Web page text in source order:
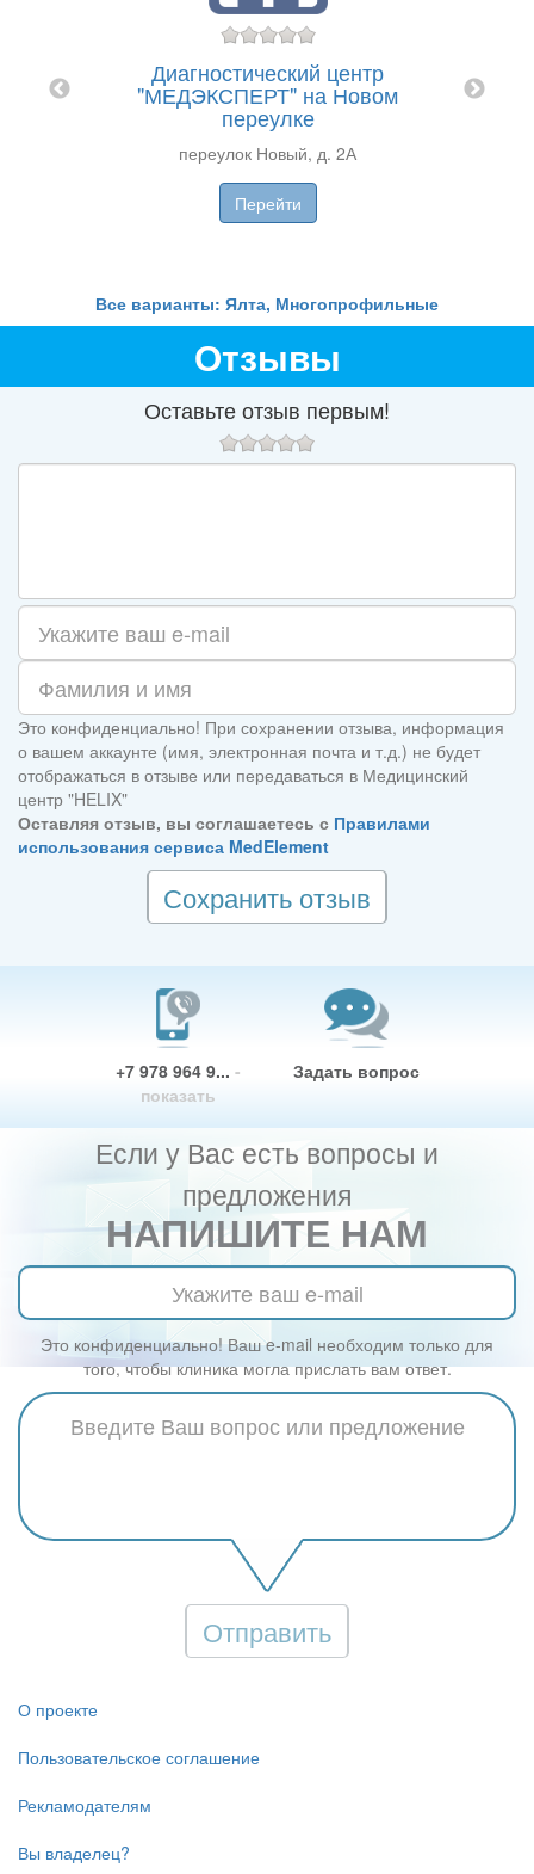
Диагностический центр
"МЕДЭКСПЕРТ" на Новом
переулке
переулок Новый, д. 2А
Перейти
Все варианты: Ялта, Многопрофильные
Отзывы
Оставьте отзыв первым!
Это конфиденциально! При сохранении отзыва, информация
о вашем аккаунте (имя, электронная почта и т.д.) не будет
отображаться в отзыве или передаваться в Медицинский
центр "HELIX"
Оставляя отзыв, вы соглашаетесь с Правилами
использования сервиса MedElement
Сохранить отзыв
+7 978 964 9... -
показать
Задать вопрос
Если у Вас есть вопросы и
предложения
НАПИШИТЕ НАМ
Это конфиденциально! Ваш e-mail необходим только для
того, чтобы клиника могла прислать вам ответ.
Отправить
О проекте
Пользовательское соглашение
Рекламодателям
Вы владелец?